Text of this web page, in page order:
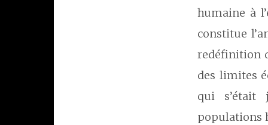
humaine à
constitue
redéfinition
des limites
qui s’était
populations